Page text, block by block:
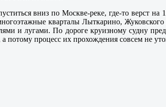
вниз по Москве-реке, где-то верст на
кварталы Лыткарино,
и лугами. По дороге круизному судну
процесс их прохождения совсем не